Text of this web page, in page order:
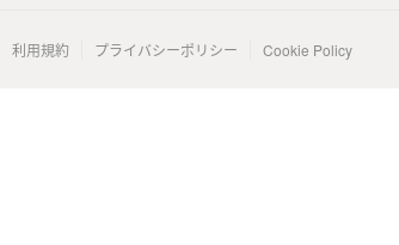
利用規約 プライバシーポリシー Cookie Policy